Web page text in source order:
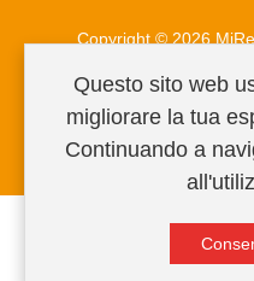
Copyright © 2026
Condizioni di vendita
Questo sito web
migliorare la tua
Continuando a